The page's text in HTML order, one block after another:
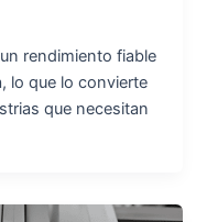
rendimiento fiable
lo que lo convierte
que necesitan